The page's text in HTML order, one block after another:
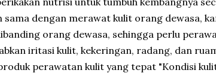
sama dengan merawat kulit orang dewasa,
orang dewasa, sehingga perlu
iritasi kulit, kekeringan, radang, dan
perawatan kulit yang tepat "Kondisi